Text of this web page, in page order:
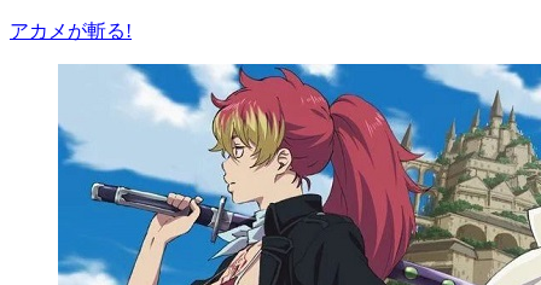
アカメが斬る!